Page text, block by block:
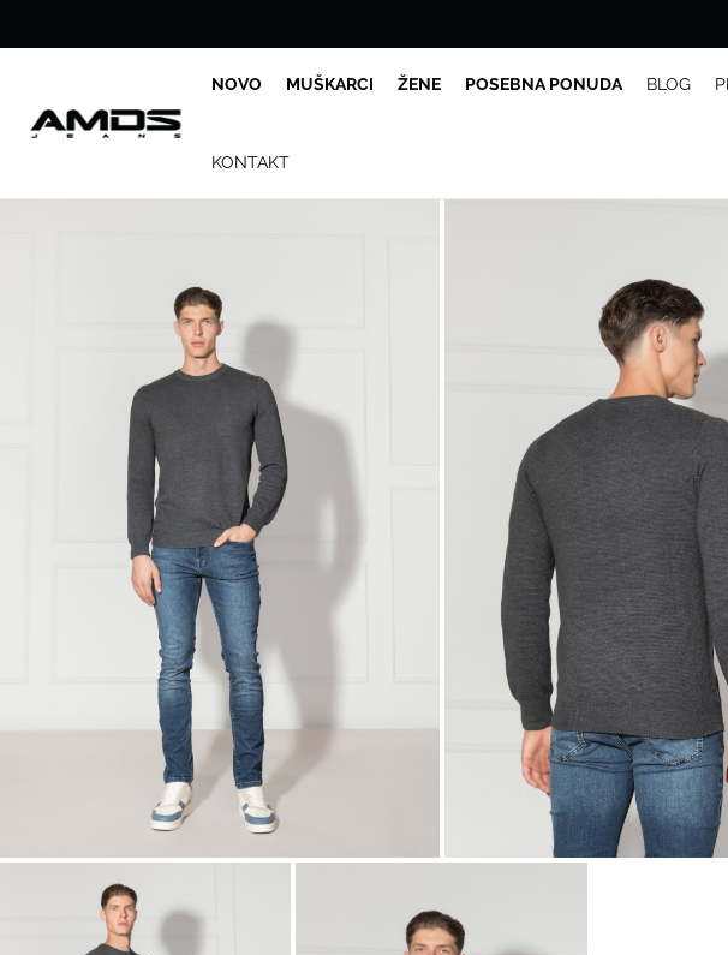
NOVO MUŠKARCI ŽENE POSEBNA PONUDA BLOG
KONTAKT